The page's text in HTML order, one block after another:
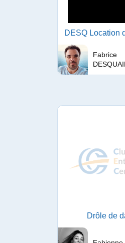
DESQ Location
Fabrice
Drôle de